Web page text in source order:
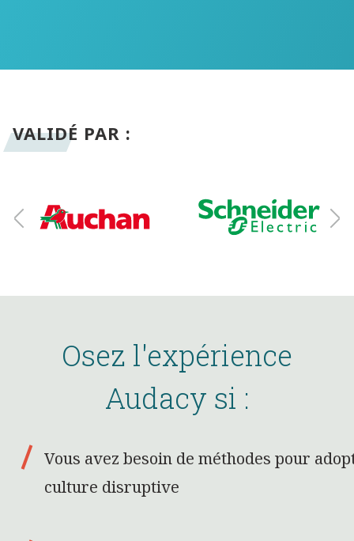
VALIDÉ PAR :
Osez l'expérience
Audacy si :
Vous avez besoin de méthodes pour
culture disruptive